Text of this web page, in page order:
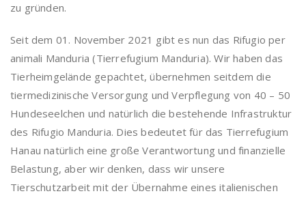
zu gründen.
Seit dem 01. November 2021 gibt es nun das Rifugio per
animali Manduria (Tierrefugium Manduria). Wir haben das
Tierheimgelände gepachtet, übernehmen seitdem die
tiermedizinische Versorgung und Verpflegung von 40 – 50
Hundeseelchen und natürlich die bestehende Infrastruktur
des Rifugio Manduria. Dies bedeutet für das Tierrefugium
Hanau natürlich eine große Verantwortung und finanzielle
Belastung, aber wir denken, dass wir unsere
Tierschutzarbeit mit der Übernahme eines italienischen